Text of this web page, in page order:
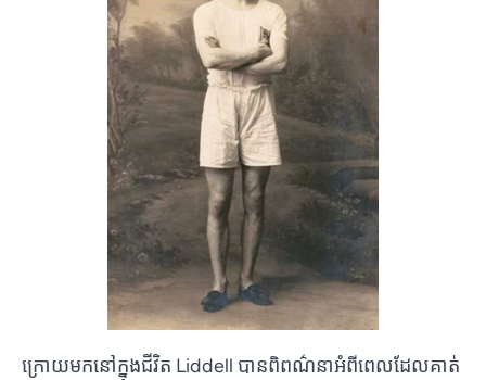
ក្រោយមកនៅក្នុងជីវិត Liddell បានពិពណ៌នាអំពីពេលដែលគាត់